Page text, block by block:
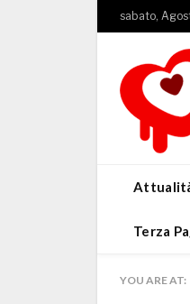
sabato,
Terza
YOU ARE AT: